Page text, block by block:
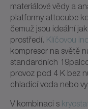
materiálové vědy a
platformy attocube
čemuž jsou ideální
prostředí. Klíčovou
kompresor na světě
standardních
provoz pod 4 K bez
chladicí voda nebo
V kombinaci s